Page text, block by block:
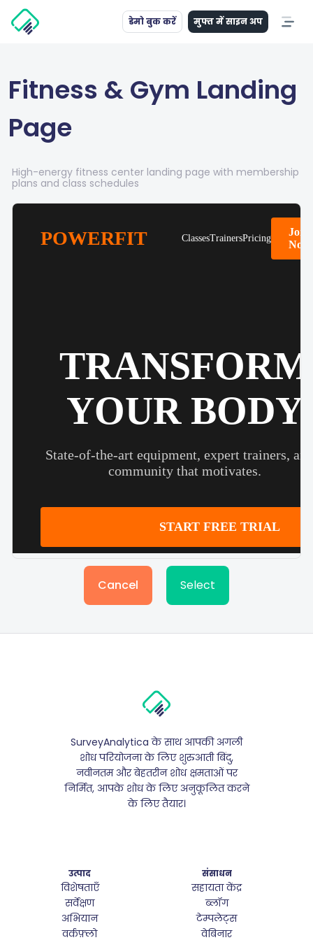
डेमो बुक करें मुफ्त में साइन अप
Fitness & Gym Landing
Page
High-energy fitness center landing page with membership
plans and class schedules
Cancel Select
SurveyAnalytica के साथ आपकी अगली
शोध परियोजना के लिए शुरुआती बिंदु,
नवीनतम और बेहतरीन शोध क्षमताओं पर
निर्मित, आपके शोध के लिए अनुकूलित करने
के लिए तैयार।
उत्पाद
विशेषताएँ
सर्वेक्षण
अभियान
वर्कफ़्लो
संसाधन
सहायता केंद्र
ब्लॉग
टेम्पलेट्स
वेबिनार